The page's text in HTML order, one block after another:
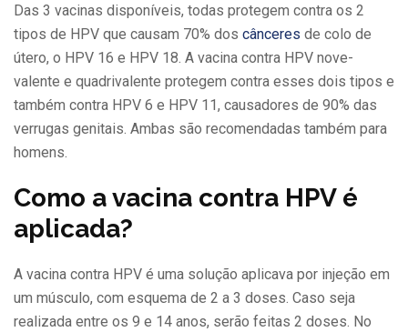
Das 3 vacinas disponíveis, todas protegem contra os 2
tipos de HPV que causam 70% dos cânceres de colo de
útero, o HPV 16 e HPV 18. A vacina contra HPV nove-
valente e quadrivalente protegem contra esses dois tipos e
também contra HPV 6 e HPV 11, causadores de 90% das
verrugas genitais. Ambas são recomendadas também para
homens.
Como a vacina contra HPV é
aplicada?
A vacina contra HPV é uma solução aplicava por injeção em
um músculo, com esquema de 2 a 3 doses. Caso seja
realizada entre os 9 e 14 anos, serão feitas 2 doses. No